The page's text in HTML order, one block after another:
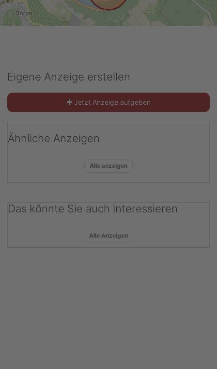
Eigene Anzeige erstellen
Jetzt Anzeige aufgeben
Ähnliche Anzeigen
Alle anzeigen
Das könnte Sie auch interessieren
Alle Anzeigen